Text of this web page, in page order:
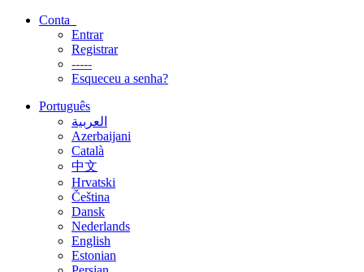
Conta
Entrar
Registrar
-----
Esqueceu a senha?
Português
العربية
Azerbaijani
Català
中文
Hrvatski
Čeština
Dansk
Nederlands
English
Estonian